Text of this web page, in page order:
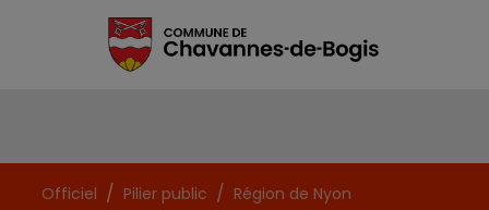
Officiel Pilier public Région de Nyon